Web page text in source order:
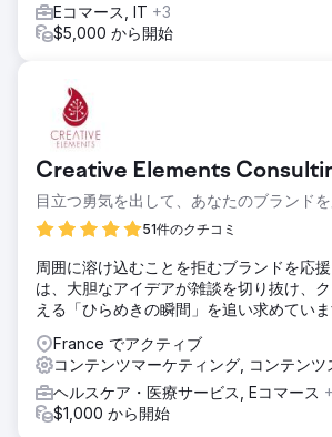
Eコマース, IT +3
$5,000 から開始
Creative Elements
目立つ勇気を出して、あなたのブランド
51件のクチコミ
周囲に溶け込むことを拒むブランドを応
は、大胆なアイデアが雑談を切り抜け、
える「ひらめきの瞬間」を追い求めていま
France でアクティブ
コンテンツマーケティング, コンテンツ
ヘルスケア・医療サービス, Eコマース
$1,000 から開始